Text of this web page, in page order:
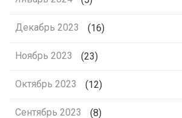
Декабрь 2023 (16)
Ноябрь 2023 (23)
Октябрь 2023 (12)
Сентябрь 2023 (8)